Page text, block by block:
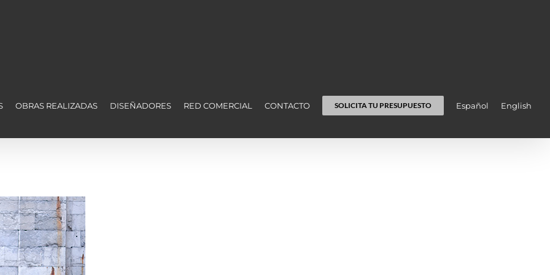
OBRAS REALIZADAS DISEÑADORES RED COMERCIAL CONTACTO SOLICITA TU PRESUPUESTO Español English